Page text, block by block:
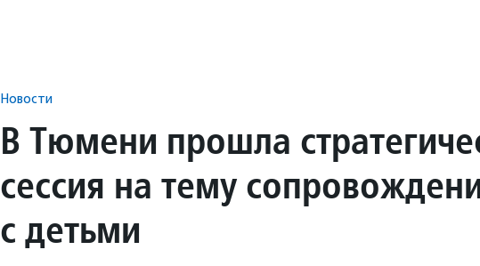
Новости
В Тюмени прошла
сессия на тему
с детьми